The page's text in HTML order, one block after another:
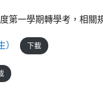
第一學期轉學考，相關
下載